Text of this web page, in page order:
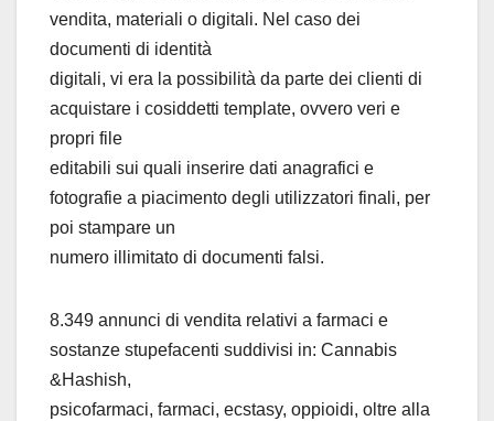
vendita, materiali o digitali. Nel caso dei
documenti di identità
digitali, vi era la possibilità da parte dei clienti di
acquistare i cosiddetti template, ovvero veri e
propri file
editabili sui quali inserire dati anagrafici e
fotografie a piacimento degli utilizzatori finali, per
poi stampare un
numero illimitato di documenti falsi.
8.349 annunci di vendita relativi a farmaci e
sostanze stupefacenti suddivisi in: Cannabis
&Hashish,
psicofarmaci, farmaci, ecstasy, oppioidi, oltre alla